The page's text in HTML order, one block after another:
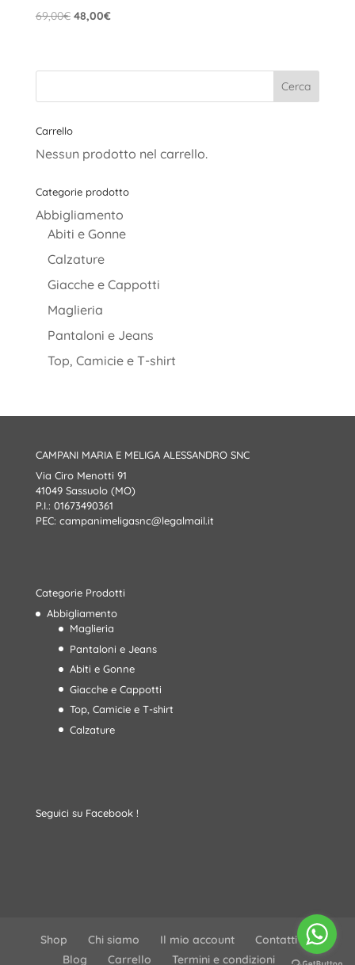
69,00€ Il
era:
48,00€Il
è:
Carrello
Nessun prodotto nel carrello.
Categorie prodotto
Abbigliamento
Abiti e Gonne
Calzature
Giacche e Cappotti
Maglieria
Pantaloni e Jeans
Top, Camicie e T-shirt
CAMPANI MARIA E MELIGA ALESSANDRO SNC
Via Ciro Menotti 91
41049 Sassuolo (MO)
P.I.: 01673490361
PEC: campanimeligasnc@legalmail.it
Categorie Prodotti
Abbigliamento
Maglieria
Pantaloni e Jeans
Abiti e Gonne
Giacche e Cappotti
Top, Camicie e T-shirt
Calzature
Seguici su Facebook !
Shop Chi siamo Il mio account
Contatti
Blog
Carrello Termini e condizioni